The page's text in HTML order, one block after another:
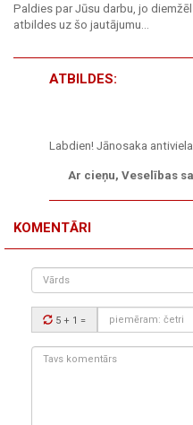
Paldies par Jūsu darbu, jo
atbildes uz šo jautājumu...
ATBILDES:
Labdien! Jānosaka
Ar cieņu, Veselības
KOMENTĀRI
Vārds
Drošības
kods:
5 + 1 =
Tavs